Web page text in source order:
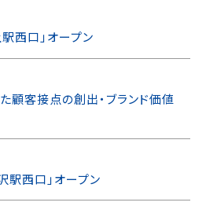
西口」オープン
顧客接点の創出・ブランド価値
西口」オープン